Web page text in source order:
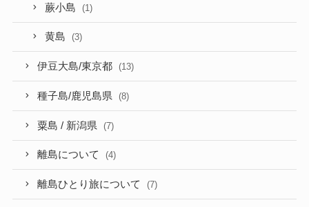
蕨小島 (1)
黄島 (3)
伊豆大島/東京都 (13)
種子島/鹿児島県 (8)
粟島 / 新潟県 (7)
離島について (4)
離島ひとり旅について (7)